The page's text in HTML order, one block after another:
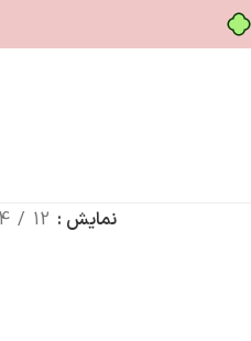
نمایش 12